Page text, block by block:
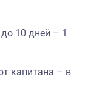
10 дней – 1
капитана – в